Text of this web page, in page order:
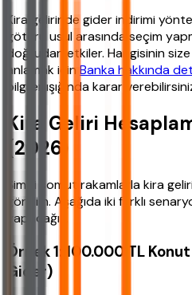
Kira gelirinde gider indirimi
götürü usul arasında seçim
doğrudan etkiler. Hangisinin
anlamak için Banka hakkında
bilgiler ışığında karar
Kira Geliri
(2026)
Şimdi somut rakamlarla kira
görelim. Aşağıda iki farklı
yapacağız.
Örnek 1: 100.000 TL
Gider)